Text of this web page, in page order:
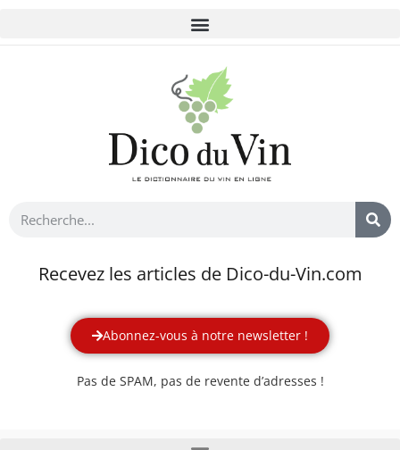
Recevez les articles de Dico-du-Vin.com
Abonnez-vous à notre newsletter !
Pas de SPAM, pas de revente d’adresses !